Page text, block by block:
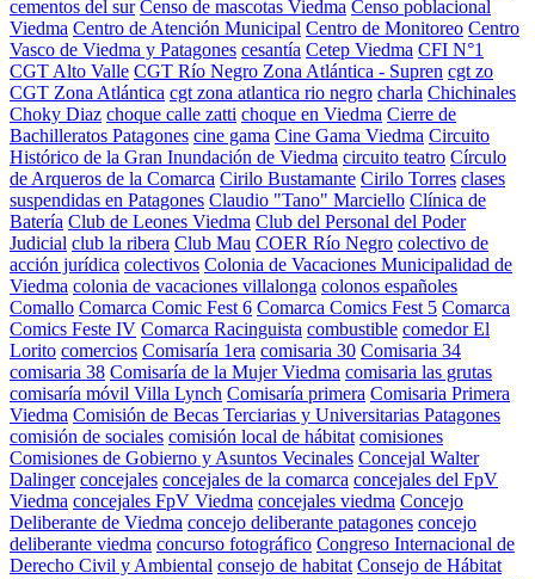
cementos del sur Censo de mascotas Viedma Censo poblacional
Viedma Centro de Atención Municipal Centro de Monitoreo Centro
Vasco de Viedma y Patagones cesantía Cetep Viedma CFI N°1
CGT Alto Valle CGT Río Negro Zona Atlántica - Supren cgt zo
CGT Zona Atlántica cgt zona atlantica rio negro charla Chichinales
Choky Diaz choque calle zatti choque en Viedma Cierre de
Bachilleratos Patagones cine gama Cine Gama Viedma Circuito
Histórico de la Gran Inundación de Viedma circuito teatro Círculo
de Arqueros de la Comarca Cirilo Bustamante Cirilo Torres clases
suspendidas en Patagones Claudio "Tano" Marciello Clínica de
Batería Club de Leones Viedma Club del Personal del Poder
Judicial club la ribera Club Mau COER Río Negro colectivo de
acción jurídica colectivos Colonia de Vacaciones Municipalidad de
Viedma colonia de vacaciones villalonga colonos españoles
Comallo Comarca Comic Fest 6 Comarca Comics Fest 5 Comarca
Comics Feste IV Comarca Racinguista combustible comedor El
Lorito comercios Comisaría 1era comisaria 30 Comisaria 34
comisaria 38 Comisaría de la Mujer Viedma comisaria las grutas
comisaría móvil Villa Lynch Comisaría primera Comisaria Primera
Viedma Comisión de Becas Terciarias y Universitarias Patagones
comisión de sociales comisión local de hábitat comisiones
Comisiones de Gobierno y Asuntos Vecinales Concejal Walter
Dalinger concejales concejales de la comarca concejales del FpV
Viedma concejales FpV Viedma concejales viedma Concejo
Deliberante de Viedma concejo deliberante patagones concejo
deliberante viedma concurso fotográfico Congreso Internacional de
Derecho Civil y Ambiental consejo de habitat Consejo de Hábitat